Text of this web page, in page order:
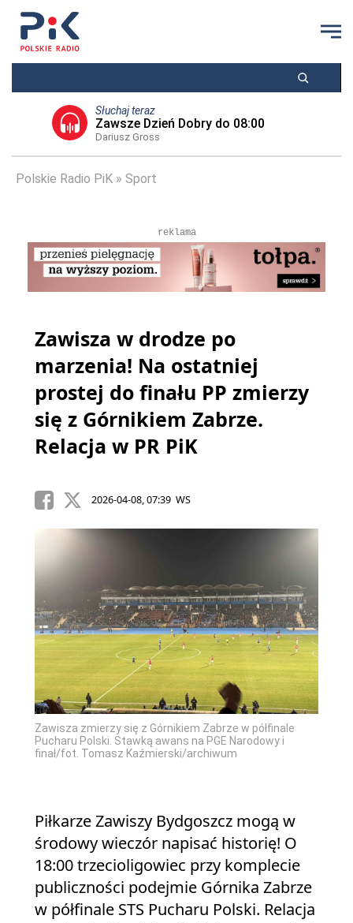
Słuchaj teraz
Zawsze Dzień Dobry do 08:00
Dariusz Gross
Polskie Radio PiK Sport
reklama
Zawisza w drodze po
marzenia! Na ostatniej
prostej do finału PP zmierzy
się z Górnikiem Zabrze.
Relacja w PR PiK
2026-04-08, 07:39 WS
Zawisza zmierzy się z Górnikiem Zabrze w półfinale
Pucharu Polski. Stawką awans na PGE Narodowy i
finał/fot. Tomasz Kaźmierski/archiwum
Piłkarze Zawiszy Bydgoszcz mogą w
środowy wieczór napisać historię! O
18:00 trzecioligowiec przy komplecie
publiczności podejmie Górnika Zabrze
w półfinale STS Pucharu Polski. Relacja